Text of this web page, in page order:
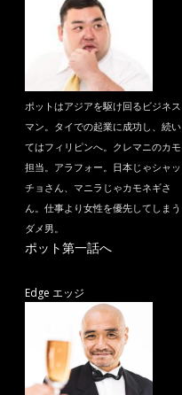
ポットはアジアを駆け回るビジネス
マン。タイでの起業に成功し、続い
てはフィリピンへ。クレマニのカモ
担当。アラフォー。日本じゃシャッ
チョさん、マニラじゃカモネギさ
ん。仕事より女性を優先してしまう
ダメ男。
ポット第一話へ
Edge エッジ